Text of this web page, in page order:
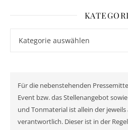
Für die nebenstehenden
Event bzw. das Stellenangebot
und Tonmaterial ist allein der
verantwortlich. Dieser ist in der